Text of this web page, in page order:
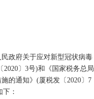
政府关于应对新型冠状病毒
〕3号)和《国家税务总局
的通知》(厦税发〔2020〕7
：